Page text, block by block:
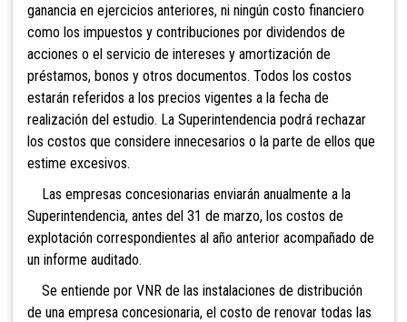
ganancia en ejercicios anteriores, ni ningún costo financiero
como los impuestos y contribuciones por dividendos de
acciones o el servicio de intereses y amortización de
préstamos, bonos y otros documentos. Todos los costos
estarán referidos a los precios vigentes a la fecha de
realización del estudio. La Superintendencia podrá rechazar
los costos que considere innecesarios o la parte de ellos que
estime excesivos.
Las empresas concesionarias enviarán anualmente a la
Superintendencia, antes del 31 de marzo, los costos de
explotación correspondientes al año anterior acompañado de
un informe auditado.
Se entiende por VNR de las instalaciones de distribución
de una empresa concesionaria, el costo de renovar todas las